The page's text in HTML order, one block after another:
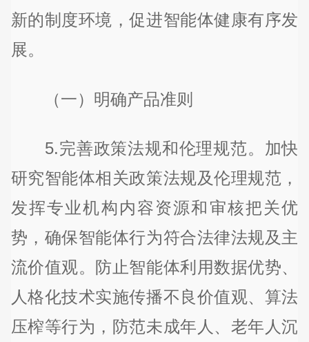
新的制度环境，促进智能体健康有序发
展。
（一）明确产品准则
5.完善政策法规和伦理规范。加快
研究智能体相关政策法规及伦理规范，
发挥专业机构内容资源和审核把关优
势，确保智能体行为符合法律法规及主
流价值观。防止智能体利用数据优势、
人格化技术实施传播不良价值观、算法
压榨等行为，防范未成年人、老年人沉